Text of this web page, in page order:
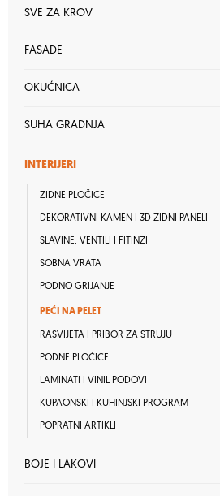
SVE ZA KROV
FASADE
OKUĆNICA
SUHA GRADNJA
INTERIJERI
ZIDNE PLOČICE
DEKORATIVNI KAMEN I 3D ZIDNI PANELI
SLAVINE, VENTILI I FITINZI
SOBNA VRATA
PODNO GRIJANJE
PEĆI NA PELET
RASVIJETA I PRIBOR ZA STRUJU
PODNE PLOČICE
LAMINATI I VINIL PODOVI
KUPAONSKI I KUHINJSKI PROGRAM
POPRATNI ARTIKLI
BOJE I LAKOVI